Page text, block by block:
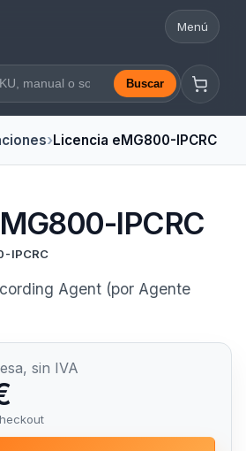
Abrir
Menú
Buscar
Licencia eMG800-IPCRC
IPCRC
IPCRC
Agent (por Agente
sin IVA